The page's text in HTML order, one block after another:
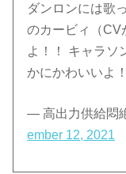
ダンロンには歌
のカービィ（CV
よ！！ キャラソ
かにかわいいよ
— 高出力供給悶
ember 12, 2021